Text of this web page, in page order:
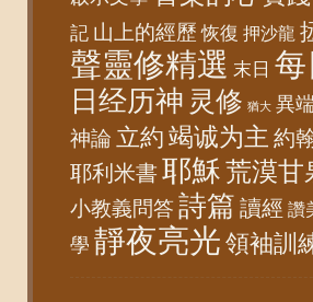
記 山上的經歷 恢復 押沙龍
聲靈修精選 末日 每
日经历神 灵修 猶大 異
神論 立約 竭诚为主 約
耶利米書 耶穌荒漠甘
小教義問答詩篇 讀經 讚
學 靜夜亮光 領袖訓